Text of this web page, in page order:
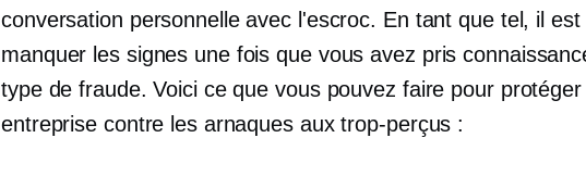
conversation personnelle avec l'escroc. En tant que tel, il est
manquer les signes une fois que vous avez pris
type de fraude. Voici ce que vous pouvez faire pour
entreprise contre les arnaques aux trop-perçus :